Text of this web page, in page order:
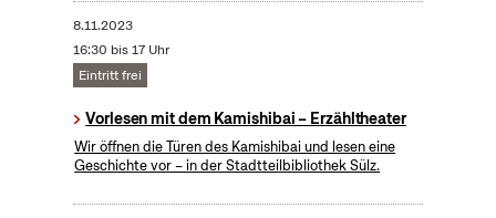
8.11.2023
16:30 bis 17 Uhr
Eintritt frei
Vorlesen mit dem Kamishibai – Erzähltheater
Wir öffnen die Türen des Kamishibai und lesen eine
Geschichte vor – in der Stadtteilbibliothek Sülz.